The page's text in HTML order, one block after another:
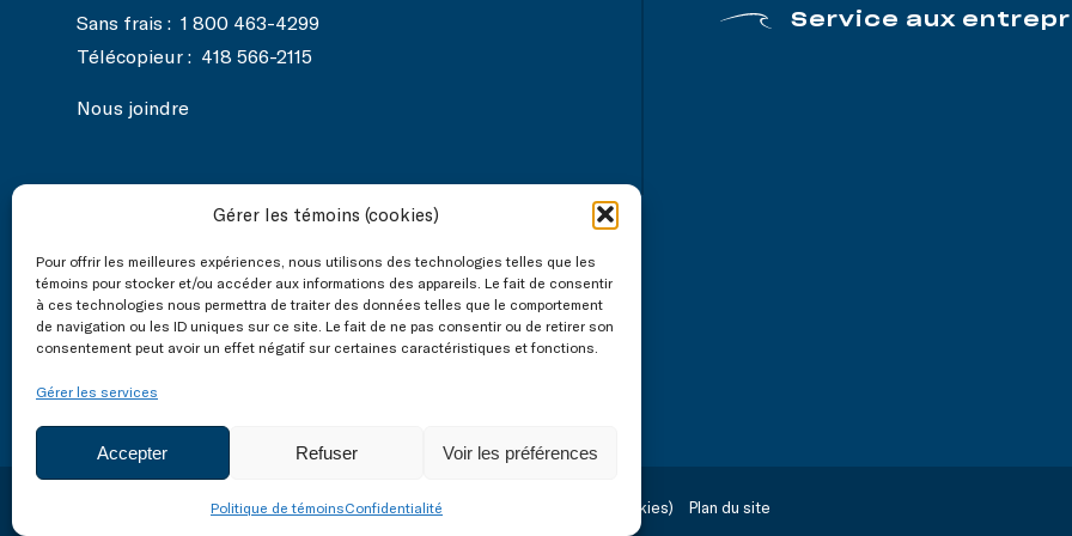
Gérer les témoins (cookies)
Pour offrir les meilleures expériences, nous utilisons des technologies telles que les
témoins pour stocker et/ou accéder aux informations des appareils. Le fait de consentir
à ces technologies nous permettra de traiter des données telles que le comportement
de navigation ou les ID uniques sur ce site. Le fait de ne pas consentir ou de retirer son
consentement peut avoir un effet négatif sur certaines caractéristiques et fonctions.
Gérer les services
Accepter Refuser Voir les préférences
Politique de témoinsConfidentialité
Sans frais : 1 800 463-4299
Télécopieur : 418 566-2115
Nous joindre
Service aux
Nos réseaux
sociaux
Tous droits réservés © 2003-2026 | Accessibilité Confidentialité Témoins (cookies) Plan du site